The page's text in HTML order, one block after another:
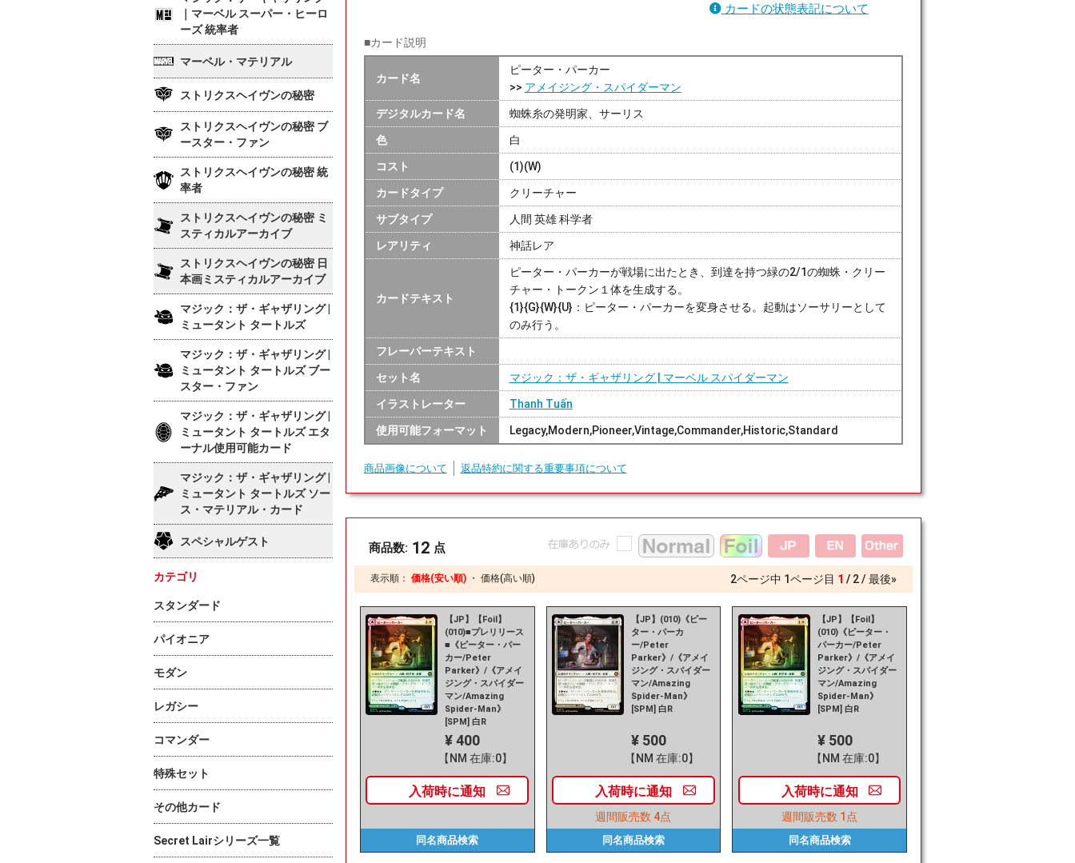
カードの状態表記について
■カード説明
カード名
ピーター・パーカー
>> アメイジング・スパイダーマン
デジタルカード名 蜘蛛糸の発明家、サーリス
色 白
コスト (1)(W)
カードタイプ クリーチャー
サブタイプ 人間 英雄 科学者
レアリティ 神話レア
カードテキスト
ピーター・パーカーが戦場に出たとき、到達を持つ緑の2/1の蜘蛛・クリー
チャー・トークン１体を生成する。
{1}{G}{W}{U}：ピーター・パーカーを変身させる。起動はソーサリーとして
のみ行う。
フレーバーテキスト
セット名 マジック：ザ・ギャザリング | マーベル スパイダーマン
イラストレーター Thanh Tuấn
使用可能フォーマット Legacy,Modern,Pioneer,Vintage,Commander,Historic,Standard
商品画像について 返品特約に関する重要事項について
商品数: 12 点
表示順： 価格(安い順) ・ 価格(高い順) 2ページ中 1ページ目 1 2 最後»
【JP】【Foil】
(010)■プレリリース
■《ピーター・パー
カー/Peter
Parker》/《アメイ
ジング・スパイダー
マン/Amazing
Spider-Man》
[SPM] 白R
¥ 400
【NM 在庫:0】
入荷時に通知
同名商品検索
【JP】(010)《ピー
ター・パーカ
ー/Peter
Parker》/《アメイ
ジング・スパイダー
マン/Amazing
Spider-Man》
[SPM] 白R
¥ 500
【NM 在庫:0】
入荷時に通知
週間販売数 4点
同名商品検索
【JP】【Foil】
(010)《ピーター・
パーカー/Peter
Parker》/《アメイ
ジング・スパイダー
マン/Amazing
Spider-Man》
[SPM] 白R
¥ 500
【NM 在庫:0】
入荷時に通知
週間販売数 1点
同名商品検索